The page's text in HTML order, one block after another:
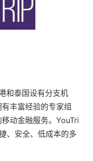
和泰国设有分支机
丰富经验的专家组
动金融服务。YouTri
、安全、低成本的多